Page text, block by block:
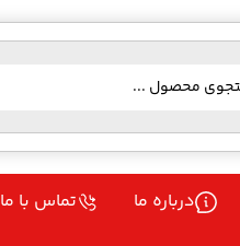
درباره ما تماس با ما